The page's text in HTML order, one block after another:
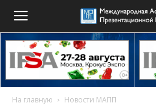
На главную Новости МАПП